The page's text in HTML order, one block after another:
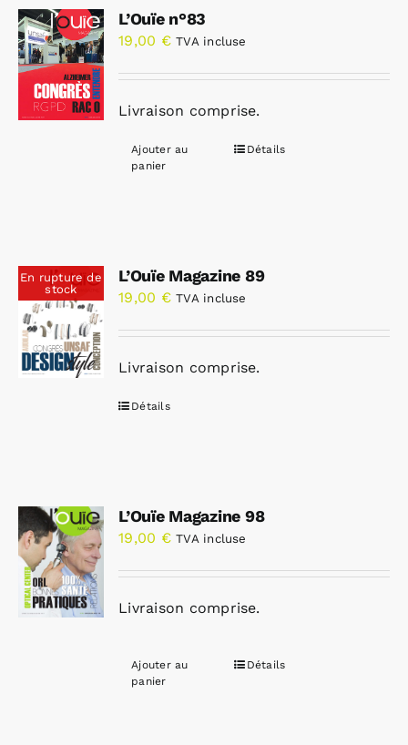
L’Ouïe n°83
19,00 € TVA incluse
Livraison comprise.
Ajouter au
panier
Détails
En rupture de
stock
L’Ouïe Magazine 89
19,00 € TVA incluse
Livraison comprise.
Détails
L’Ouïe Magazine 98
19,00 € TVA incluse
Livraison comprise.
Ajouter au
panier
Détails